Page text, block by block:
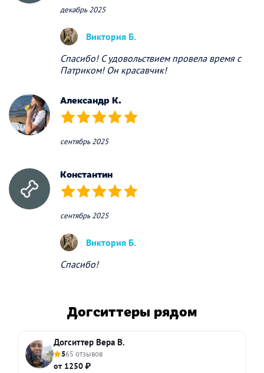
декабрь 2025
Виктория Б.
Спасибо! С удовольствием провела время с
Патриком! Он красавчик!
Александр К.
(*) (*) (*) (*) (*)
сентябрь 2025
Константин
(*) (*) (*) (*) (*)
сентябрь 2025
Виктория Б.
Спасибо!
Догситтеры рядом
Догситтер Вера В.
565 отзывов
от 1250 ₽